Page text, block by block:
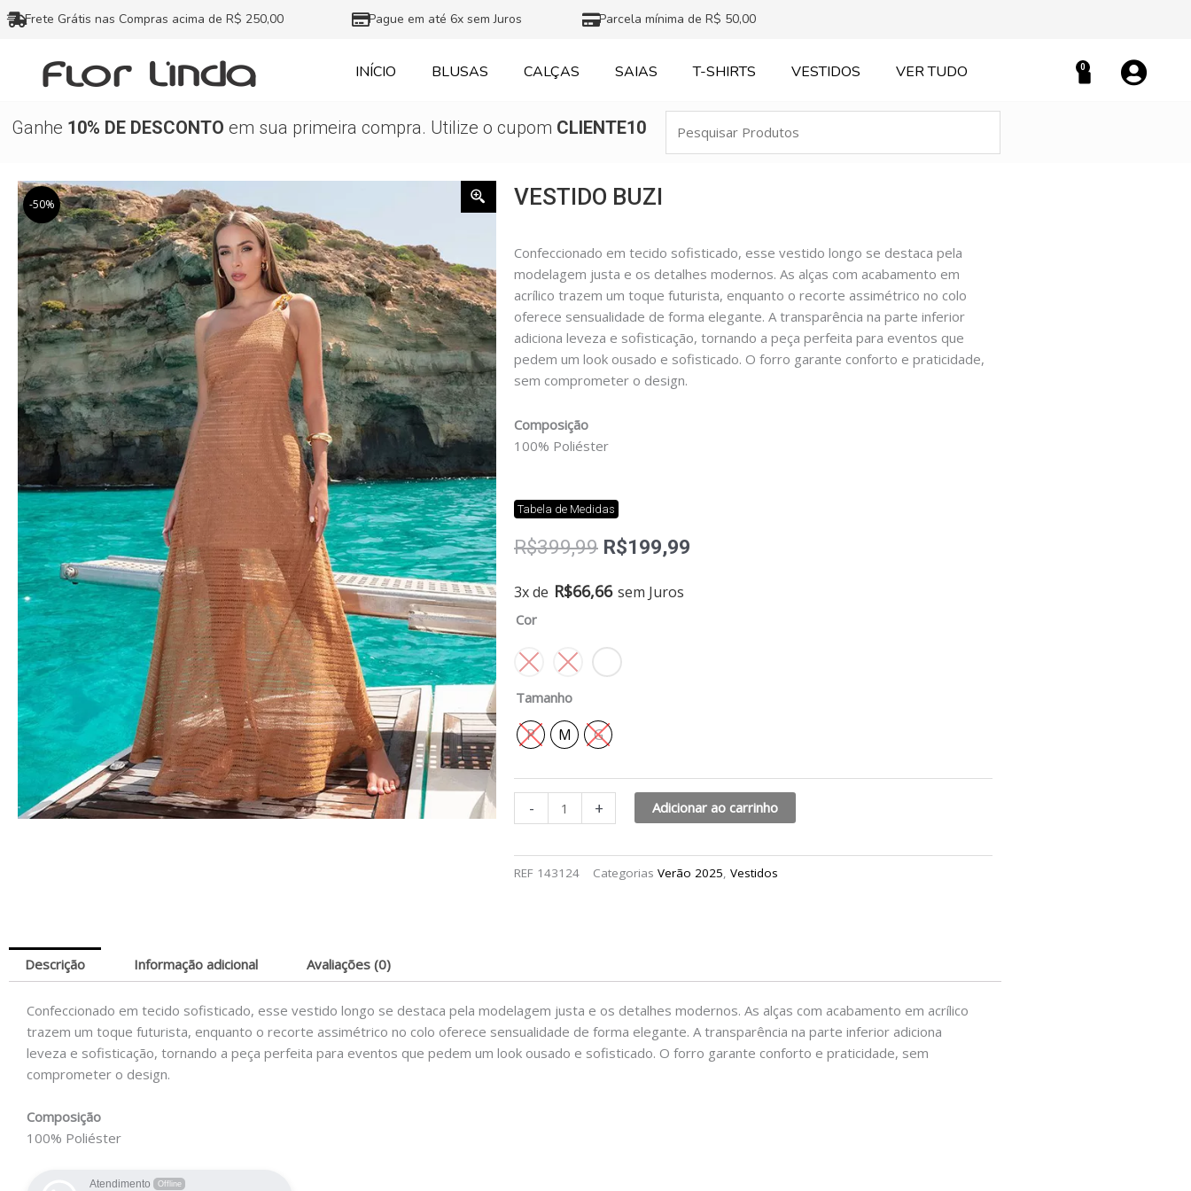
Ir
para
conteúdo
Frete Grátis nas Compras acima de R$ 250,00 Pague em até 6x sem Juros Parcela mínima de R$ 50,00
INÍCIO BLUSAS CALÇAS SAIAS T-SHIRTS VESTIDOS VER TUDO 0
Carrinho
Ganhe 10% DE DESCONTO em sua primeira compra. Utilize o cupom CLIENTE10
Produtos
-50% VESTIDO BUZI
Confeccionado em tecido sofisticado, esse vestido longo se destaca pela
modelagem justa e os detalhes modernos. As alças com acabamento em
acrílico trazem um toque futurista, enquanto o recorte assimétrico no colo
oferece sensualidade de forma elegante. A transparência na parte inferior
adiciona leveza e sofisticação, tornando a peça perfeita para eventos que
pedem um look ousado e sofisticado. O forro garante conforto e praticidade,
sem comprometer o design.
Composição
100% Poliéster
Tabela de Medidas
R$399,99 O
original
R$199,99
3x de R$66,66 sem Juros
Cor
Tamanho
P M G
-
Vestido
+ Adicionar ao carrinho
REF 143124 Categorias Verão 2025, Vestidos
Descrição Informação adicional Avaliações (0)
Confeccionado em tecido sofisticado, esse vestido longo se destaca pela modelagem justa e os detalhes modernos. As alças com acabamento em acrílico
trazem um toque futurista, enquanto o recorte assimétrico no colo oferece sensualidade de forma elegante. A transparência na parte inferior adiciona
leveza e sofisticação, tornando a peça perfeita para eventos que pedem um look ousado e sofisticado. O forro garante conforto e praticidade, sem
comprometer o design.
Composição
100% Poliéster
Atendimento Offline